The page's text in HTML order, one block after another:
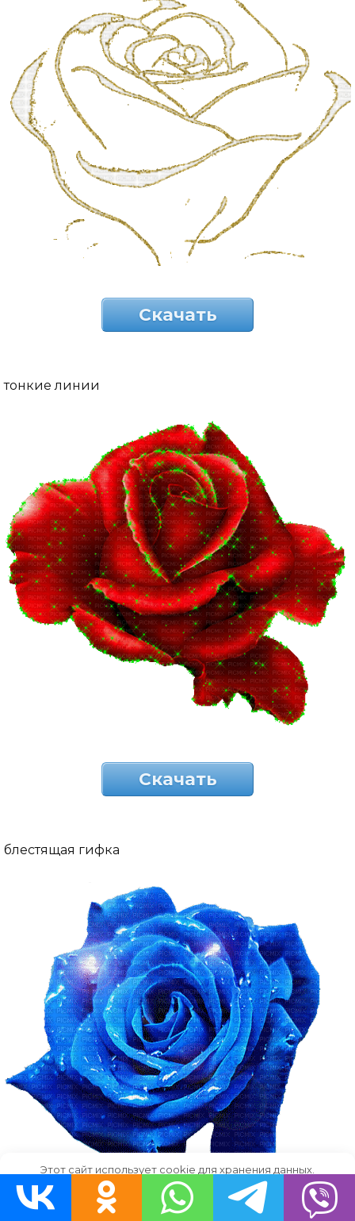
Скачать
тонкие линии
Скачать
блестящая гифка
Этот сайт использует cookie для хранения данных.
Продолжая использовать сайт, Вы даете свое согласие на
работу с этими файлами.
OK